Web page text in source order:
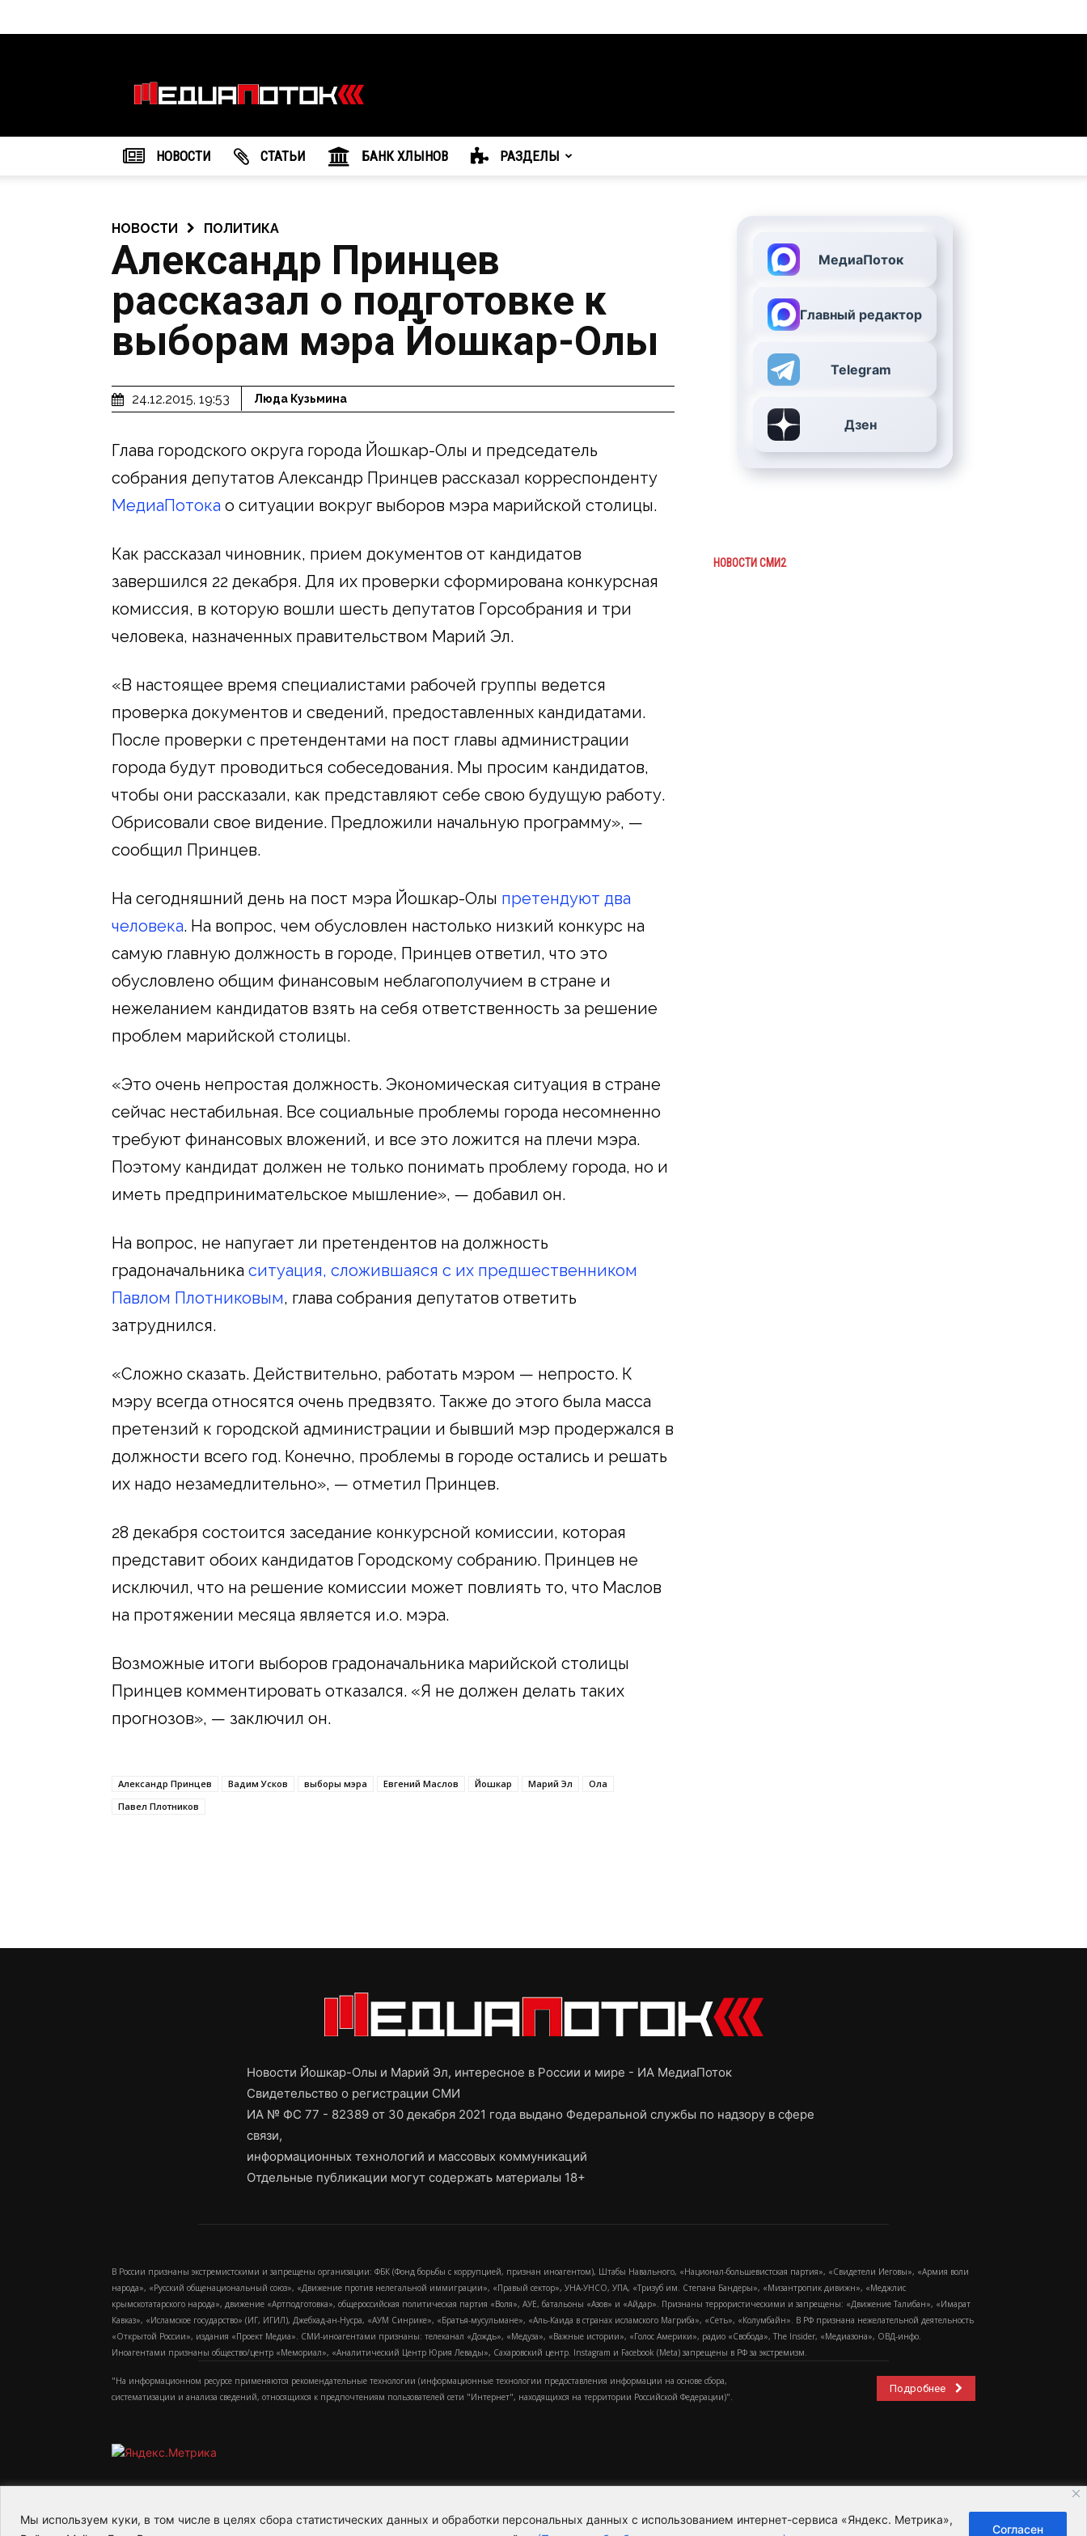
Мы используем куки, в том числе в целях сбора статистических данных и обработки персональных данных с использованием интернет-сервиса «Яндекс. Метрика»,
Согласен
агентство
"МедиаПоток"
НОВОСТИ CТАТЬИ БАНК ХЛЫНОВ РАЗДЕЛЫ
НОВОСТИ ПОЛИТИКА
Александр Принцев
рассказал о подготовке к
выборам мэра Йошкар-Олы
24.12.2015, 19:53 Люда Кузьмина
Глава городского округа города Йошкар-Олы и председатель
собрания депутатов Александр Принцев рассказал корреспонденту
МедиаПотока о ситуации вокруг выборов мэра марийской столицы.
Как рассказал чиновник, прием документов от кандидатов
завершился 22 декабря. Для их проверки сформирована конкурсная
комиссия, в которую вошли шесть депутатов Горсобрания и три
человека, назначенных правительством Марий Эл.
«В настоящее время специалистами рабочей группы ведется
проверка документов и сведений, предоставленных кандидатами.
После проверки с претендентами на пост главы администрации
города будут проводиться собеседования. Мы просим кандидатов,
чтобы они рассказали, как представляют себе свою будущую работу.
Обрисовали свое видение. Предложили начальную программу», —
сообщил Принцев.
На сегодняшний день на пост мэра Йошкар-Олы претендуют два
человека. На вопрос, чем обусловлен настолько низкий конкурс на
самую главную должность в городе, Принцев ответил, что это
обусловлено общим финансовым неблагополучием в стране и
нежеланием кандидатов взять на себя ответственность за решение
проблем марийской столицы.
«Это очень непростая должность. Экономическая ситуация в стране
сейчас нестабильная. Все социальные проблемы города несомненно
требуют финансовых вложений, и все это ложится на плечи мэра.
Поэтому кандидат должен не только понимать проблему города, но и
иметь предпринимательское мышление», — добавил он.
На вопрос, не напугает ли претендентов на должность
градоначальника ситуация, сложившаяся с их предшественником
Павлом Плотниковым, глава собрания депутатов ответить
затруднился.
«Сложно сказать. Действительно, работать мэром — непросто. К
мэру всегда относятся очень предвзято. Также до этого была масса
претензий к городской администрации и бывший мэр продержался в
должности всего год. Конечно, проблемы в городе остались и решать
их надо незамедлительно», — отметил Принцев.
28 декабря состоится заседание конкурсной комиссии, которая
представит обоих кандидатов Городскому собранию. Принцев не
исключил, что на решение комиссии может повлиять то, что Маслов
на протяжении месяца является и.о. мэра.
Возможные итоги выборов градоначальника марийской столицы
Принцев комментировать отказался. «Я не должен делать таких
прогнозов», — заключил он.
Александр Принцев Вадим Усков выборы мэра Евгений Маслов Йошкар Марий Эл
Ола
Павел Плотников
МедиаПоток
Главный редактор
Telegram
Дзен
НОВОСТИ СМИ2
Новости Йошкар-Олы и Марий Эл, интересное в России и мире - ИА МедиаПоток
Свидетельство о регистрации СМИ
ИА № ФС 77 - 82389 от 30 декабря 2021 года выдано Федеральной службы по надзору в сфере
связи,
информационных технологий и массовых коммуникаций
Отдельные публикации могут содержать материалы 18+
В России признаны экстремистскими и запрещены организации: ФБК (Фонд борьбы с коррупцией, признан иноагентом), Штабы Навального, «Национал-большевистская партия», «Свидетели Иеговы», «Армия воли
народа», «Русский общенациональный союз», «Движение против нелегальной иммиграции», «Правый сектор», УНА-УНСО, УПА, «Тризуб им. Степана Бандеры», «Мизантропик дивижн», «Меджлис
крымскотатарского народа», движение «Артподготовка», общероссийская политическая партия «Воля», АУЕ, батальоны «Азов» и «Айдар». Признаны террористическими и запрещены: «Движение Талибан», «Имарат
Кавказ», «Исламское государство» (ИГ, ИГИЛ), Джебхад-ан-Нусра, «АУМ Синрике», «Братья-мусульмане», «Аль-Каида в странах исламского Магриба», «Сеть», «Колумбайн». В РФ признана нежелательной деятельность
«Открытой России», издания «Проект Медиа». СМИ-иноагентами признаны: телеканал «Дождь», «Медуза», «Важные истории», «Голос Америки», радио «Свобода», The Insider, «Медиазона», ОВД-инфо.
Иноагентами признаны общество/центр «Мемориал», «Аналитический Центр Юрия Левады», Сахаровский центр. Instagram и Facebook (Metа) запрещены в РФ за экстремизм.
"На информационном ресурсе применяются рекомендательные технологии (информационные технологии предоставления информации на основе сбора,
систематизации и анализа сведений, относящихся к предпочтениям пользователей сети "Интернет", находящихся на территории Российской Федерации)".
Подробнее
2015-2026- Информационное агентство МедиаПоток Для справки Пользовательское соглашение